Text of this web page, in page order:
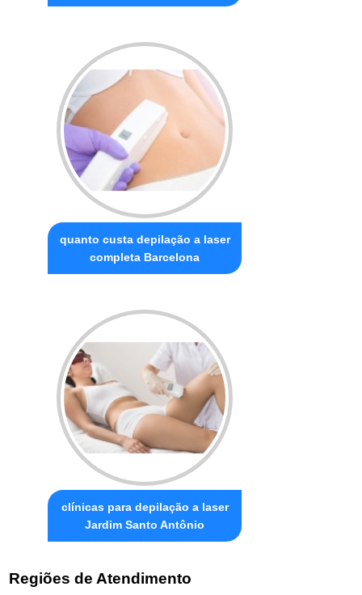
quanto custa depilação a laser
completa Barcelona
clínicas para depilação a laser
Jardim Santo Antônio
Regiões de Atendimento